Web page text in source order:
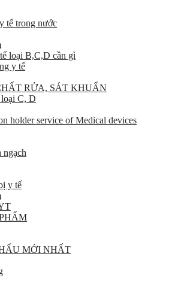
tế trong nước
loại B,C,D cần gì
y tế
RỬA, SÁT KHUẨN
C, D
holder service of Medical devices
ngạch
y tế
MỚI NHẤT